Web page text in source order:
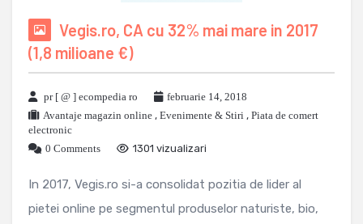
Vegis.ro, CA cu 32% mai mare in 2017
(1,8 milioane €)
pr [ @ ] ecompedia ro
februarie 14, 2018
Avantaje magazin online , Evenimente & Stiri , Piata de comert
electronic
0 Comments
1301 vizualizari
In 2017, Vegis.ro si-a consolidat pozitia de lider al
pietei online pe segmentul produselor naturiste, bio,